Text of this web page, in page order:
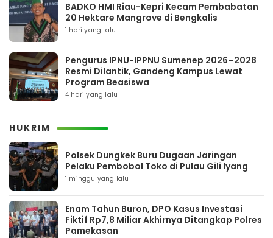
BADKO HMI Riau-Kepri Kecam Pembabatan
20 Hektare Mangrove di Bengkalis
1 hari yang lalu
Pengurus IPNU-IPPNU Sumenep 2026–2028
Resmi Dilantik, Gandeng Kampus Lewat
Program Beasiswa
4 hari yang lalu
HUKRIM
Polsek Dungkek Buru Dugaan Jaringan
Pelaku Pembobol Toko di Pulau Gili Iyang
1 minggu yang lalu
Enam Tahun Buron, DPO Kasus Investasi
Fiktif Rp7,8 Miliar Akhirnya Ditangkap Polres
Pamekasan